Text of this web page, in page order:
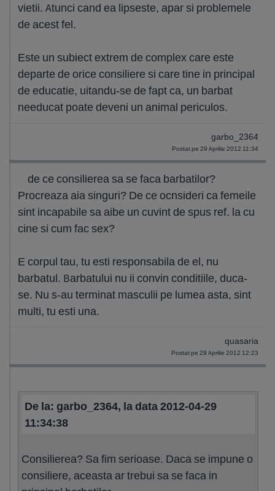
vietii. Atunci cand ea lipseste, apar si problemele
de acest fel.
Este un subiect extrem de complex care este
departe de orice consiliere si care tine in principal
de educatie, uitandu-se de fapt ca, un barbat
needucat poate deveni un animal periculos.
garbo_2364
Postat pe 29 Aprilie 2012 11:34
de ce consilierea sa se faca barbatilor?
Procreaza aia singuri? De ce ocnsideri ca femeile
sint incapabile sa aibe un cuvint de spus ref. la cu
cine si cum fac sex?
E corpul tau, tu esti responsabila de el, nu
barbatul. Barbatului nu ii convin conditiile, duca-
se. Nu s-au terminat masculii pe lumea asta, sint
multi, tu esti una.
quasaria
Postat pe 29 Aprilie 2012 12:23
De la: garbo_2364, la data 2012-04-29
11:34:38
Consilierea? Sa fim serioase. Daca se impune o
consiliere, aceasta ar trebui sa se faca in